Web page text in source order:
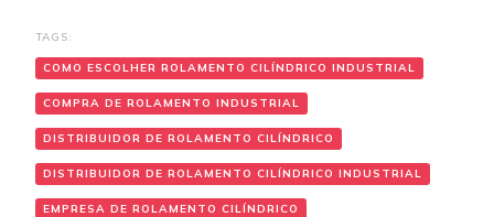
TAGS:
COMO ESCOLHER ROLAMENTO CILÍNDRICO INDUSTRIAL
COMPRA DE ROLAMENTO INDUSTRIAL
DISTRIBUIDOR DE ROLAMENTO CILÍNDRICO
DISTRIBUIDOR DE ROLAMENTO CILÍNDRICO INDUSTRIAL
EMPRESA DE ROLAMENTO CILÍNDRICO